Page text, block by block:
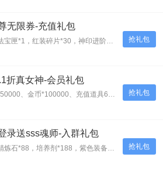
抢礼包
无限券-充值礼包
礼包详情：圣品法宝匣*1，红装碎片*30，神印进阶石*30
抢礼包
折真女神-会员礼包
抢礼包
录送sss魂师-入群礼包